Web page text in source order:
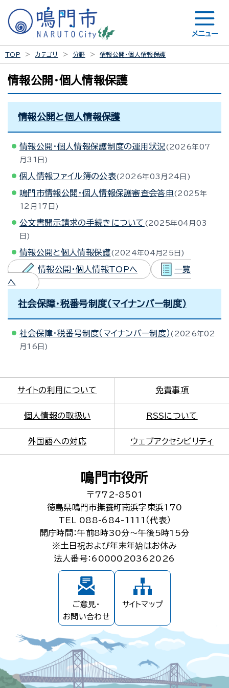
メニュー
TOP カテゴリ 分野 情報公開・個人情報保護
情報公開・個人情報保護
情報公開と個人情報保護
情報公開・個人情報保護制度の運用状況
2026年07
月31日
個人情報ファイル簿の公表 2026年03月24日
鳴門市情報公開・個人情報保護審査会答申
2025年
12月17日
公文書開示請求の手続きについて
2025年04月03
日
情報公開と個人情報保護 2024年04月25日
情報公開・個人情報TOPへ
一覧
へ
社会保障・税番号制度（マイナンバー制度）
社会保障・税番号制度（マイナンバー制度）
2026年02
月16日
サイトの利用について 免責事項
個人情報の取扱い RSSについて
外国語への対応 ウェブアクセシビリティ
鳴門市役所
〒772-8501
徳島県鳴門市撫養町南浜字東浜170
TEL 088-684-1111（代表）
開庁時間：午前8時30分～午後5時15分
※土日祝および年末年始はお休み
法人番号：6000020362026
ご意見・
お問い合わせ
サイトマップ